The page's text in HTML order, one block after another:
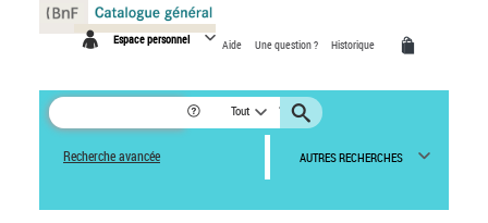
Espace personnel Aide Une question ? Historique
Tout
Recherche avancée AUTRES RECHERCHES
Panneau de gestion des cookies